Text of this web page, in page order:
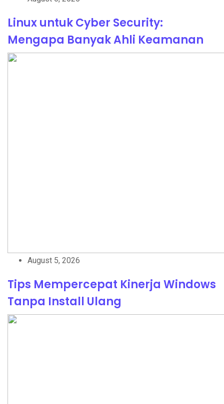
Linux untuk Cyber Security:
Mengapa Banyak Ahli Keamanan
August 5, 2026
Tips Mempercepat Kinerja Windows
Tanpa Install Ulang